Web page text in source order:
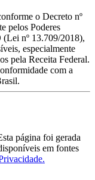
o Decreto nº
pelos Poderes
(Lei nº 13.709/2018),
especialmente
pela Receita Federal.
com a
página foi gerada
em fontes